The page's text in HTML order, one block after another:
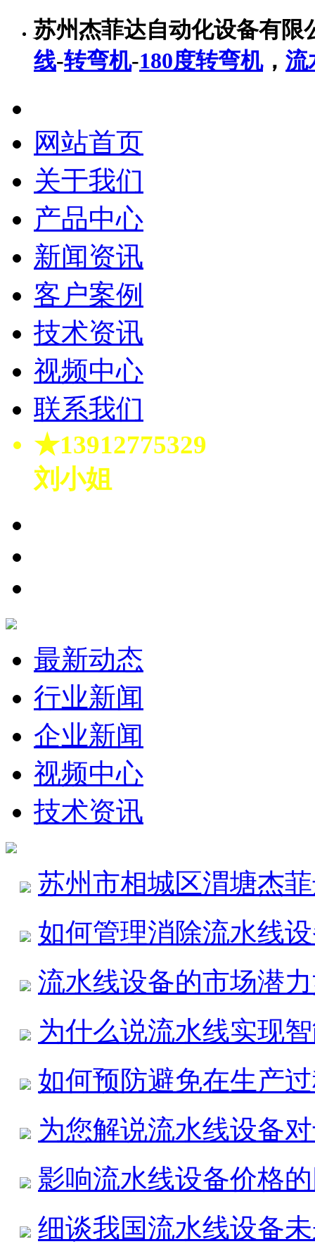
苏州杰菲达自动化设备有限
线-转弯机-180度转弯机， 流
网站首页
关于我们
产品中心
新闻资讯
客户案例
技术资讯
视频中心
联系我们
★13912775329
刘小姐
最新动态
行业新闻
企业新闻
视频中心
技术资讯
苏州市相城区渭塘杰
如何管理消除流水线
流水线设备的市场潜
为什么说流水线实现
如何预防避免在生产
为您解说流水线设备
影响流水线设备价格
细谈我国流水线设备